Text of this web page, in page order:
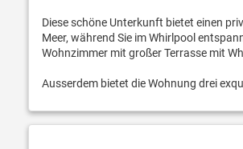
Diese schöne Unterkunft bietet einen
Meer, während Sie im Whirlpool
Wohnzimmer mit großer Terrasse mit
Ausserdem bietet die Wohnung drei